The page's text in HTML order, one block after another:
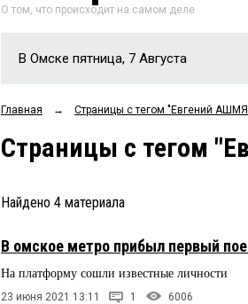
О том, что происходит на самом деле
В Омске пятница, 7 Августа
Главная → Страницы c тегом "Евгений
Страницы c тегом
Найдено 4 материала
В омское метро прибыл первый
На платформу сошли известные личности
23 июня 2021 13:11 1 6006